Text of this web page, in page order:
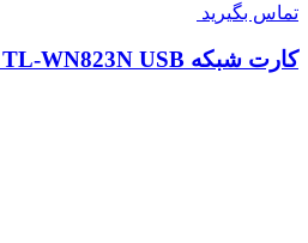
تماس بگیرید
کارت شبکه TP-LINK TL-WN823N USB